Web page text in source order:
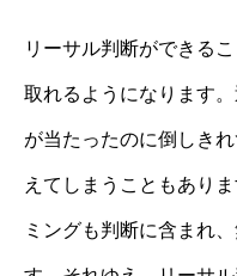
リーサル判断ができる
取れるようになります
が当たったのに倒しき
えてしまうこともあり
ミングも判断に含まれ